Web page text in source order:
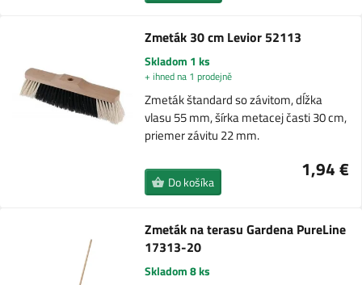
Zmeták 30 cm Levior 52113
Skladom 1 ks
+ ihned na 1 prodejně
Zmeták štandard so závitom, dĺžka
vlasu 55 mm, šírka metacej časti 30 cm,
priemer závitu 22 mm.
1,94 €
Do košíka
Zmeták na terasu Gardena PureLine
17313-20
Skladom 8 ks